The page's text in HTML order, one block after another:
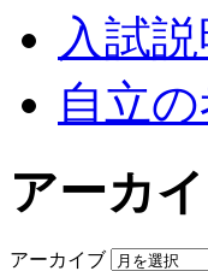
入試
自立の
アーカ
アーカイブ